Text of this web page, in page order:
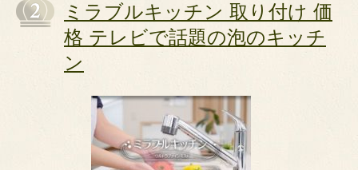
ミラブルキッチン 取り付け 価
格 テレビで話題の泡のキッチ
ン